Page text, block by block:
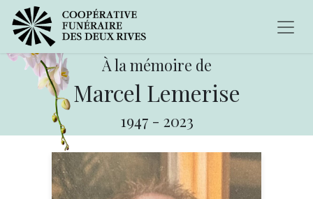
À la mémoire de
Marcel Lemerise
1947 - 2023